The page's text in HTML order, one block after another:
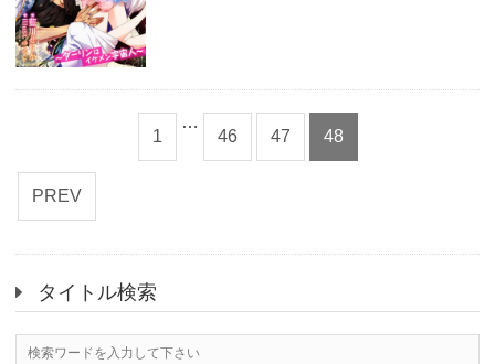
1
…
46 47 48
PREV
タイトル検索